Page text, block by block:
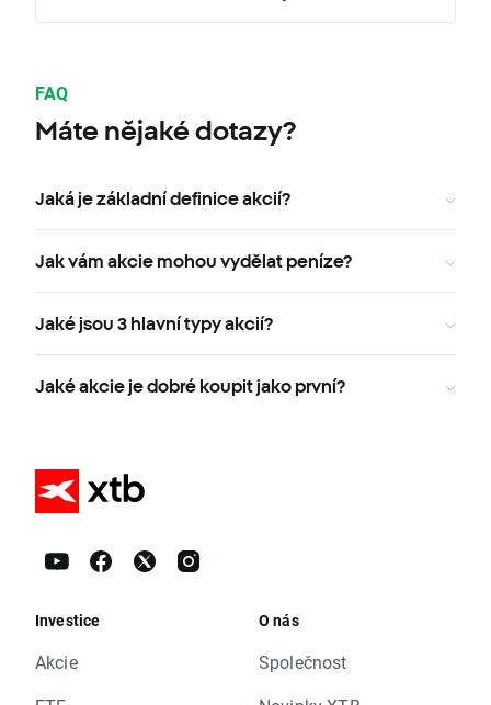
FAQ
Máte nějaké dotazy?
Jaká je základní definice akcií?
Jak vám akcie mohou vydělat peníze?
Jaké jsou 3 hlavní typy akcií?
Jaké akcie je dobré koupit jako první?
Investice
Akcie
O nás
Společnost